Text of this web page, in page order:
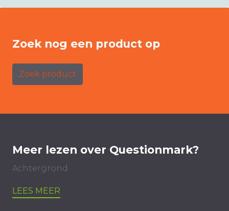
Zoek nog een product op
Zoek product
Meer lezen over Questionmark?
Achtergrond
LEES MEER